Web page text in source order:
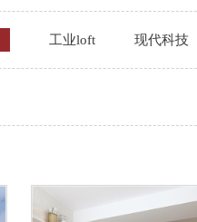
工业loft 现代科技